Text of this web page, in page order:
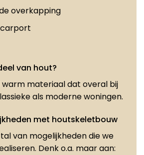
overkapping
van hout?
warm materiaal dat overal bij
als moderne woningen.
met houtskeletbouw
van mogelijkheden die we
Denk o.a. maar aan: